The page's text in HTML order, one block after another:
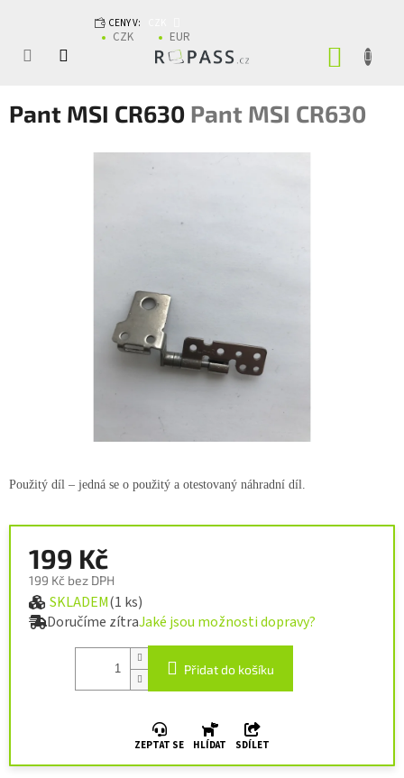
CENY V:
CZK EUR
Pant MSI CR630 Pant MSI CR630
199 Kč
199 Kč bez DPH
Měrná cena:
SKLADEM(1 ks)
Doručíme zítraJaké jsou možnosti dopravy?
Přidat do košíku
ZEPTAT SE HLÍDAT SDÍLET
Použitý díl – jedná se o použitý a otestovaný náhradní díl.